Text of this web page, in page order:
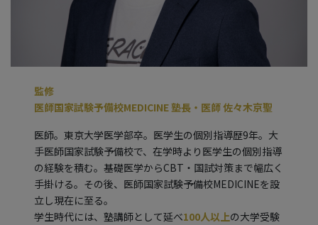
監修
医師国家試験予備校MEDICINE 塾長・医師 佐々木京聖
医師。東京大学医学部卒。医学生の個別指導歴9年。大
手医師国家試験予備校で、在学時より医学生の個別指導
の経験を積む。基礎医学からCBT・国試対策まで幅広く
手掛ける。その後、医師国家試験予備校MEDICINEを設
立し現在に至る。
学生時代には、塾講師として延べ100人以上の大学受験